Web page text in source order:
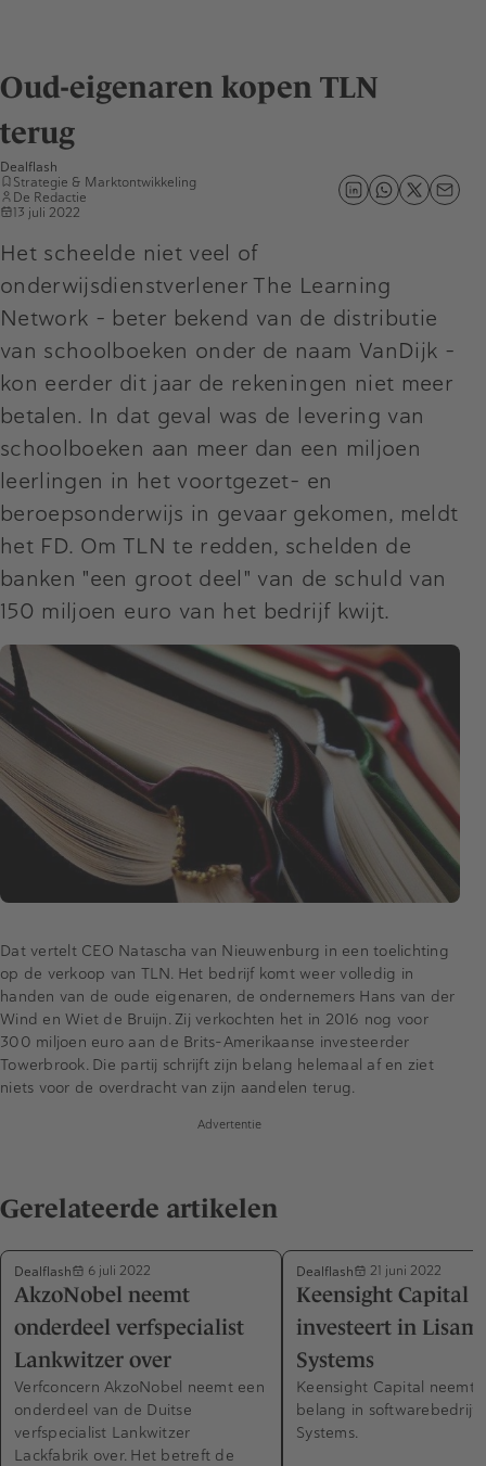
Oud-eigenaren kopen TLN
terug
Dealflash
Strategie & Marktontwikkeling
De Redactie
13 juli 2022
Het scheelde niet veel of
onderwijsdienstverlener The Learning
Network - beter bekend van de distributie
van schoolboeken onder de naam VanDijk -
kon eerder dit jaar de rekeningen niet meer
betalen. In dat geval was de levering van
schoolboeken aan meer dan een miljoen
leerlingen in het voortgezet- en
beroepsonderwijs in gevaar gekomen, meldt
het FD. Om TLN te redden, schelden de
banken "een groot deel" van de schuld van
150 miljoen euro van het bedrijf kwijt.
Dat vertelt CEO Natascha van Nieuwenburg in een toelichting
op de verkoop van TLN. Het bedrijf komt weer volledig in
handen van de oude eigenaren, de ondernemers Hans van der
Wind en Wiet de Bruijn. Zij verkochten het in 2016 nog voor
300 miljoen euro aan de Brits-Amerikaanse investeerder
Towerbrook. Die partij schrijft zijn belang helemaal af en ziet
niets voor de overdracht van zijn aandelen terug.
Advertentie
Gerelateerde artikelen
Dealflash 6 juli 2022
AkzoNobel neemt
onderdeel verfspecialist
Lankwitzer over
Verfconcern AkzoNobel neemt een
onderdeel van de Duitse
verfspecialist Lankwitzer
Lackfabrik over. Het betreft de
Dealflash 21 juni 2022
Keensight Capital
investeert in Lisam
Systems
Keensight Capital neemt
belang in softwarebedrijf
Systems.